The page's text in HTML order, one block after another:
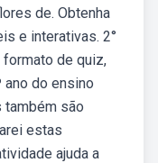
de. Obtenha
e interativas. 2°
formato de quiz,
ano do ensino
também são
estas
ajuda a